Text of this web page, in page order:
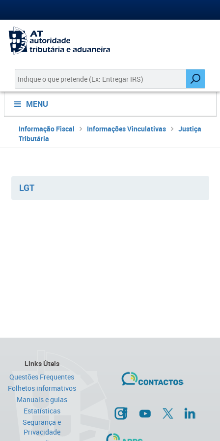
MENU
Informação Fiscal Informações Vinculativas
Justiça
Tributária
LGT
Links Úteis
Questões Frequentes
Folhetos informativos
Manuais e guias
Estatísticas
Segurança e
Privacidade